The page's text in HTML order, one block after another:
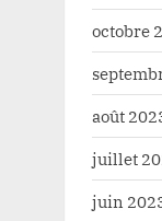
octobre
août
juillet
juin